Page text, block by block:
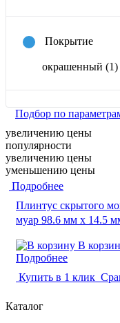
Покрытие
окрашенный (1)
Подбор по
увеличению цены
популярности
увеличению цены
уменьшению цены
Подробнее
Плинтус скрытого
муар 98.6 мм x 14.5
В
Подробнее
Купить в 1 клик
Каталог